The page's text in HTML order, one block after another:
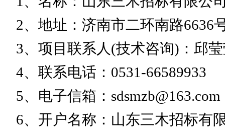
2、地址：济南市二环南路6636
3、项目联系人(技术咨询)：邱
4、联系电话：0531-66589933
5、电子信箱：
6、开户名称：山东三木招标有